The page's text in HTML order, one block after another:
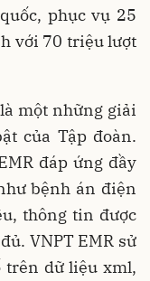
phục vụ 25
với 70 triệu lượt
một những giải
của Tập đoàn.
đáp ứng đầy
bệnh án điện
thông tin được
VNPT EMR sử
trên dữ liệu xml,